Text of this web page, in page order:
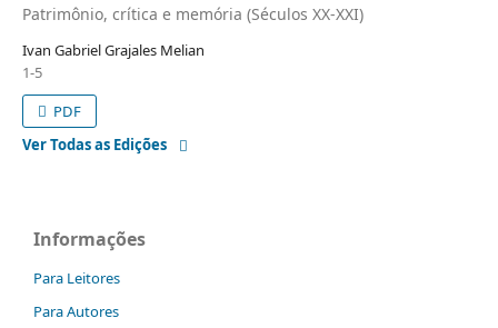
Patrimônio, crítica e memória (Séculos XX-XXI)
Ivan Gabriel Grajales Melian
1-5
PDF
Ver Todas as Edições
Informações
Para Leitores
Para Autores